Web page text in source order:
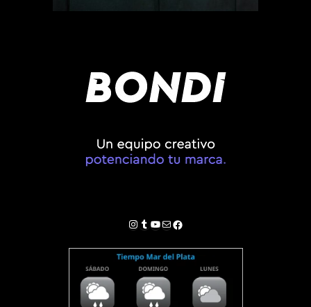
Instagram
Tumblr
YouTube
Correo electrónico
Facebook